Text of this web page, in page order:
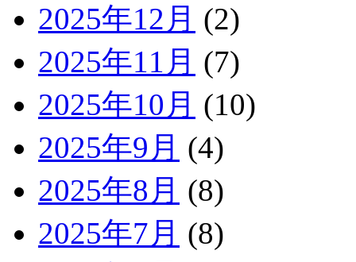
2025年12月 (2)
2025年11月 (7)
2025年10月 (10)
2025年9月 (4)
2025年8月 (8)
2025年7月 (8)